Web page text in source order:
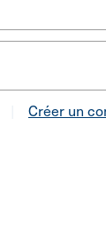
Créer un